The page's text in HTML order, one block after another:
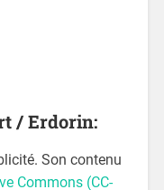
/ Erdorin:
Son contenu
Commons (CC-